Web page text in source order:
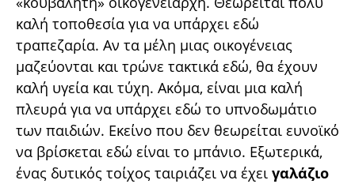
καλή τοποθεσία για να υπάρχει εδώ
τραπεζαρία. Αν τα μέλη μιας οικογένειας
μαζεύονται και τρώνε τακτικά εδώ, θα έχουν
καλή υγεία και τύχη. Ακόμα, είναι μια καλή
πλευρά για να υπάρχει εδώ το υπνοδωμάτιο
των παιδιών. Εκείνο που δεν θεωρείται ευνοϊκό
να βρίσκεται εδώ είναι το μπάνιο. Εξωτερικά,
ένας δυτικός τοίχος ταιριάζει να έχει γαλάζιο